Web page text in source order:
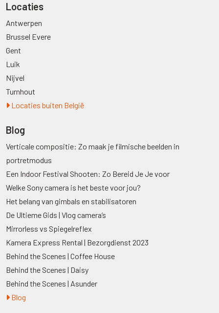
Locaties
Antwerpen
Brussel Evere
Gent
Luik
Nijvel
Turnhout
Locaties buiten België
Blog
Verticale compositie: Zo maak je filmische beelden in
portretmodus
Een Indoor Festival Shooten: Zo Bereid Je Je voor
Welke Sony camera is het beste voor jou?
Het belang van gimbals en stabilisatoren
De Ultieme Gids | Vlog camera’s
Mirrorless vs Spiegelreflex
Kamera Express Rental | Bezorgdienst 2023
Behind the Scenes | Coffee House
Behind the Scenes | Daisy
Behind the Scenes | Asunder
Blog